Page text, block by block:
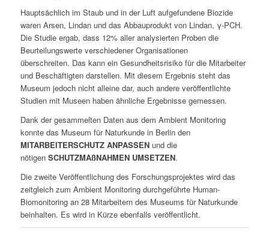
Hauptsächlich im Staub und in der Luft aufgefundene Biozide
waren Arsen, Lindan und das Abbauprodukt von Lindan, γ-PCH.
Die Studie ergab, dass 12% aller analysierten Proben die
Beurteilungswerte verschiedener Organisationen
überschreiten. Das kann ein Gesundheitsrisiko für die Mitarbeiter
und Beschäftigten darstellen. Mit diesem Ergebnis steht das
Museum jedoch nicht alleine dar, auch andere veröffentlichte
Studien mit Museen haben ähnliche Ergebnisse gemessen.
Dank der gesammelten Daten aus dem Ambient Monitoring
konnte das Museum für Naturkunde in Berlin den
MITARBEITERSCHUTZ ANPASSENund die
nötigen SCHUTZMAßNAHMEN UMSETZEN.
Die zweite Veröffentlichung des Forschungsprojektes wird das
zeitgleich zum Ambient Monitoring durchgeführte Human-
Biomonitoring an 28 Mitarbeitern des Museums für Naturkunde
beinhalten. Es wird in Kürze ebenfalls veröffentlicht.